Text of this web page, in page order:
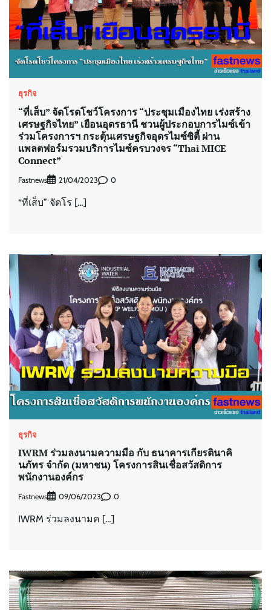
ธุรกิจ
“ที่เส็บ” จัดโรดโชว์โครงการ “ประชุมเมืองไทย เร่งสร้าง
เศรษฐกิจไทย” เยือนอุดรธานี ชวนผู้ประกอบการไมซ์เข้า
ร่วมโครงการฯ กระตุ้นเศรษฐกิจอุดรไมซ์ซิตี้ ผ่าน
แพลตฟอร์มรวมบริการไมซ์ครบวงจร “Thai MICE
Connect”
Fastnews 21/04/2023 0
“ที่เส็บ” จัดโร […]
ธุรกิจ
IWRM ร่วมลงนามความมือ กับ ธนาคารเกียรตินาคิ
นภัทร จำกัด (มหาชน) โครงการสินเชื่อสวัสดิการ
พนักงานองค์กร
Fastnews 09/06/2023 0
IWRM ร่วมลงนามค […]